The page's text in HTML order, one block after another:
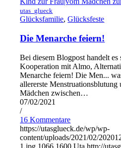
utas_glueck
Glücksfamilie,Glücksfeste
Die Menarche feiern!
Bei diesem Blogpost handelt es
Kooperation mit Almo,
Menarche feiern! Die Men...
allererste Menstruationsblutung
Mädchen zwischen…
07/02/2021
/
16 Kommentare
https://utasglueck.de/wp/wp-
content/uploads/2021/02/
1.jpg 1066 1600 Uta http://